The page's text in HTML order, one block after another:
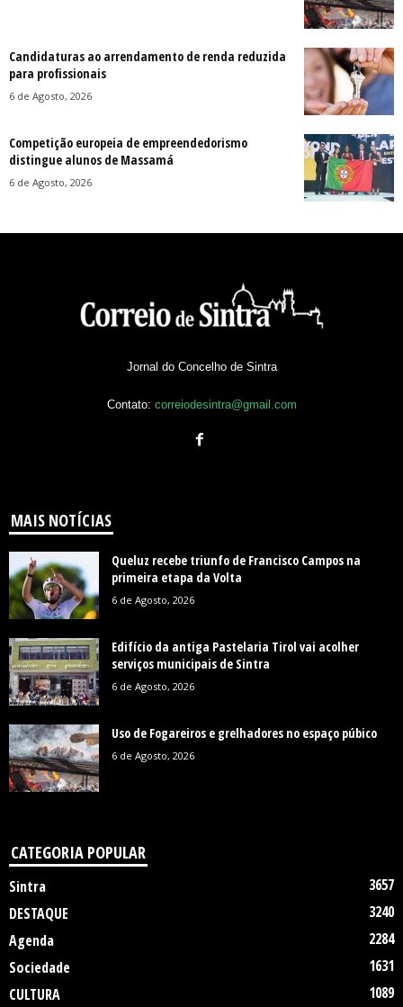
Candidaturas ao arrendamento de renda reduzida
para profissionais
6 de Agosto, 2026
Competição europeia de empreendedorismo
distingue alunos de Massamá
6 de Agosto, 2026
Jornal do Concelho de Sintra
Contato: correiodesintra@gmail.com
MAIS NOTÍCIAS
Queluz recebe triunfo de Francisco Campos na
primeira etapa da Volta
6 de Agosto, 2026
Edifício da antiga Pastelaria Tirol vai acolher
serviços municipais de Sintra
6 de Agosto, 2026
Uso de Fogareiros e grelhadores no espaço púbico
6 de Agosto, 2026
CATEGORIA POPULAR
Sintra
3657
DESTAQUE
3240
Agenda
2284
Sociedade
1631
CULTURA
1089